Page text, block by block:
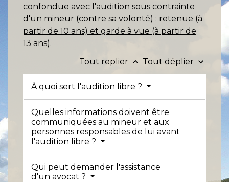
confondue avec l'audition sous contrainte
d'un mineur (contre sa volonté) : retenue (à
partir de 10 ans) et garde à vue (à partir de
13 ans).
Tout replier keyboard_arrow_up Tout déplier keyboard_arrow_down
À quoi sert l'audition libre ?
Quelles informations doivent être
communiquées au mineur et aux
personnes responsables de lui avant
l'audition libre ?
Qui peut demander l'assistance
d'un avocat ?